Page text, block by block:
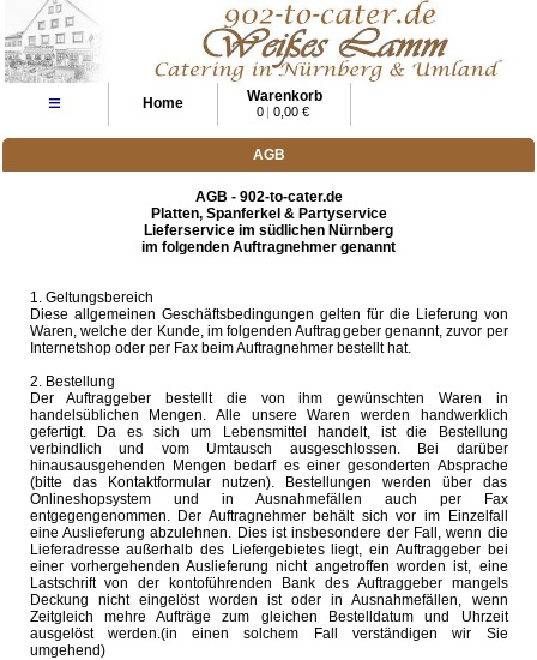
≡ Home Warenkorb
0 | 0,00 €
AGB
AGB - 902-to-cater.de
Platten, Spanferkel & Partyservice
Lieferservice im südlichen Nürnberg
im folgenden Auftragnehmer genannt
1. Geltungsbereich
Diese allgemeinen Geschäftsbedingungen gelten für die Lieferung von
Waren, welche der Kunde, im folgenden Auftraggeber genannt, zuvor per
Internetshop oder per Fax beim Auftragnehmer bestellt hat.
2. Bestellung
Der Auftraggeber bestellt die von ihm gewünschten Waren in
handelsüblichen Mengen. Alle unsere Waren werden handwerklich
gefertigt. Da es sich um Lebensmittel handelt, ist die Bestellung
verbindlich und vom Umtausch ausgeschlossen. Bei darüber
hinausausgehenden Mengen bedarf es einer gesonderten Absprache
(bitte das Kontaktformular nutzen). Bestellungen werden über das
Onlineshopsystem und in Ausnahmefällen auch per Fax
entgegengenommen. Der Auftragnehmer behält sich vor im Einzelfall
eine Auslieferung abzulehnen. Dies ist insbesondere der Fall, wenn die
Lieferadresse außerhalb des Liefergebietes liegt, ein Auftraggeber bei
einer vorhergehenden Auslieferung nicht angetroffen worden ist, eine
Lastschrift von der kontoführenden Bank des Auftraggeber mangels
Deckung nicht eingelöst worden ist oder in Ausnahmefällen, wenn
Zeitgleich mehre Aufträge zum gleichen Bestelldatum und Uhrzeit
ausgelöst werden.(in einen solchem Fall verständigen wir Sie
umgehend)